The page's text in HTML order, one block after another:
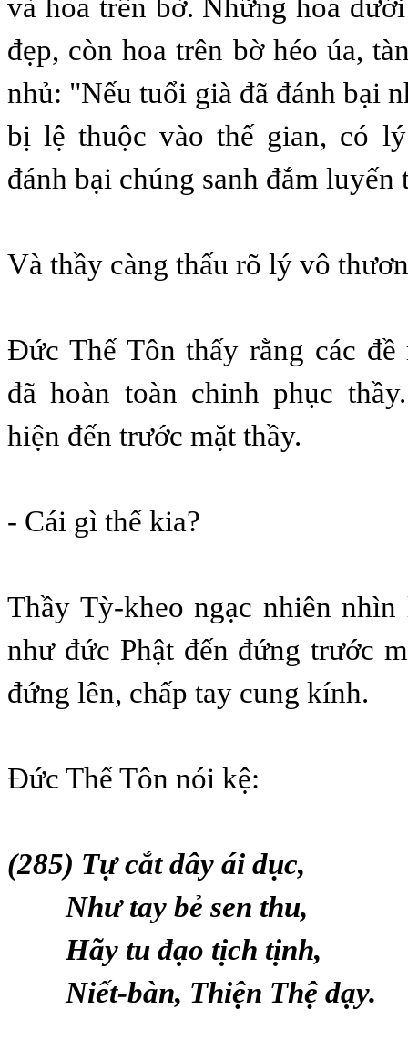
và hoa trên bờ. Những hoa
đẹp, còn hoa trên bờ héo úa,
nhủ: "Nếu tuổi già đã đánh bại
bị lệ thuộc vào thế gian, có
đánh bại chúng sanh đắm luyến
Và thầy càng thấu rõ lý vô
Ðức Thế Tôn thấy rằng các đề
đã hoàn toàn chinh phục
hiện đến trước mặt thầy.
- Cái gì thế kia?
Thầy Tỳ-kheo ngạc nhiên
như đức Phật đến đứng trước
đứng lên, chấp tay cung kính.
Ðức Thế Tôn nói kệ:
(285) Tự cắt dây ái dục,
Như tay bẻ sen thu,
Hãy tu đạo tịch tịnh,
Niết-bàn, Thiện Thệ dạy.